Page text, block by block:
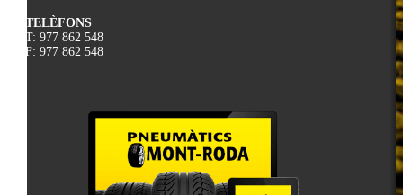
TELÈFONS
T: 977 862 548
F: 977 862 548